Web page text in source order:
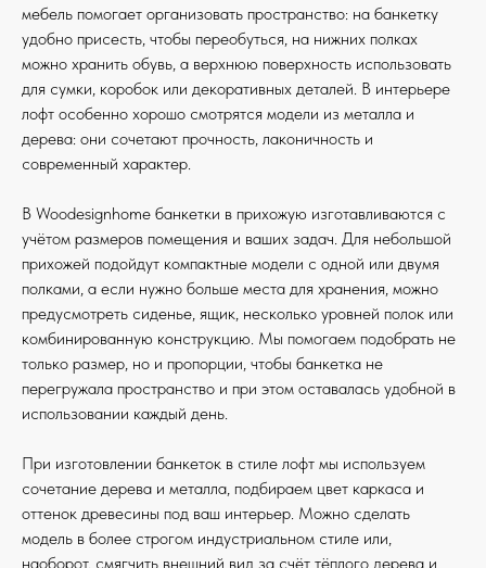
мебель помогает организовать пространство: на банкетку
удобно присесть, чтобы переобуться, на нижних полках
можно хранить обувь, а верхнюю поверхность использовать
для сумки, коробок или декоративных деталей. В интерьере
лофт особенно хорошо смотрятся модели из металла и
дерева: они сочетают прочность, лаконичность и
современный характер.
В Woodesignhome банкетки в прихожую изготавливаются с
учётом размеров помещения и ваших задач. Для небольшой
прихожей подойдут компактные модели с одной или двумя
полками, а если нужно больше места для хранения, можно
предусмотреть сиденье, ящик, несколько уровней полок или
комбинированную конструкцию. Мы помогаем подобрать не
только размер, но и пропорции, чтобы банкетка не
перегружала пространство и при этом оставалась удобной в
использовании каждый день.
При изготовлении банкеток в стиле лофт мы используем
сочетание дерева и металла, подбираем цвет каркаса и
оттенок древесины под ваш интерьер. Можно сделать
модель в более строгом индустриальном стиле или,
наоборот, смягчить внешний вид за счёт тёплого дерева и